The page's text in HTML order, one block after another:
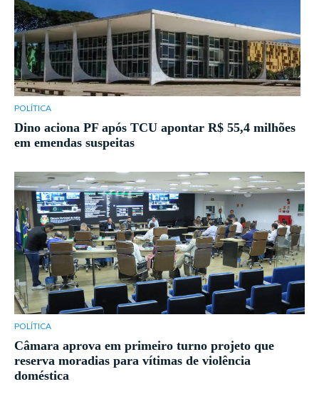
POLÍTICA
Dino aciona PF após TCU apontar R$ 55,4 milhões
em emendas suspeitas
POLÍTICA
Câmara aprova em primeiro turno projeto que
reserva moradias para vítimas de violência
doméstica